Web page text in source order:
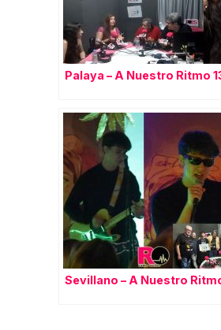
Palaya – A Nuestro Ritmo
Sevillano – A Nuestro